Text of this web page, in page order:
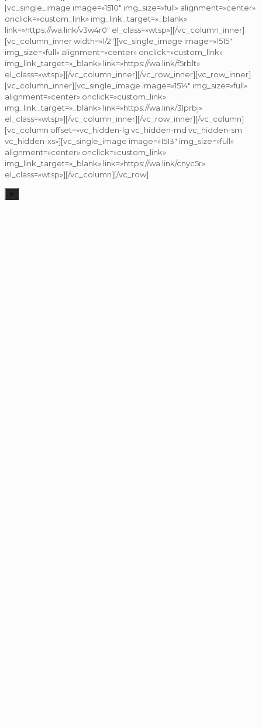
[vc_single_image image=»1510″ img_size=»full» alignment=»center»
onclick=»custom_link» img_link_target=»_blank»
link=»https://wa.link/v3w4r0″ el_class=»wtsp»][/vc_column_inner]
[vc_column_inner width=»1/2″][vc_single_image image=»1515″
img_size=»full» alignment=»center» onclick=»custom_link»
img_link_target=»_blank» link=»https://wa.link/f5rblt»
el_class=»wtsp»][/vc_column_inner][/vc_row_inner][vc_row_inner]
[vc_column_inner][vc_single_image image=»1514″ img_size=»full»
alignment=»center» onclick=»custom_link»
img_link_target=»_blank» link=»https://wa.link/3lprbj»
el_class=»wtsp»][/vc_column_inner][/vc_row_inner][/vc_column]
[vc_column offset=»vc_hidden-lg vc_hidden-md vc_hidden-sm
vc_hidden-xs»][vc_single_image image=»1513″ img_size=»full»
alignment=»center» onclick=»custom_link»
img_link_target=»_blank» link=»https://wa.link/cnyc5r»
el_class=»wtsp»][/vc_column][/vc_row]
×